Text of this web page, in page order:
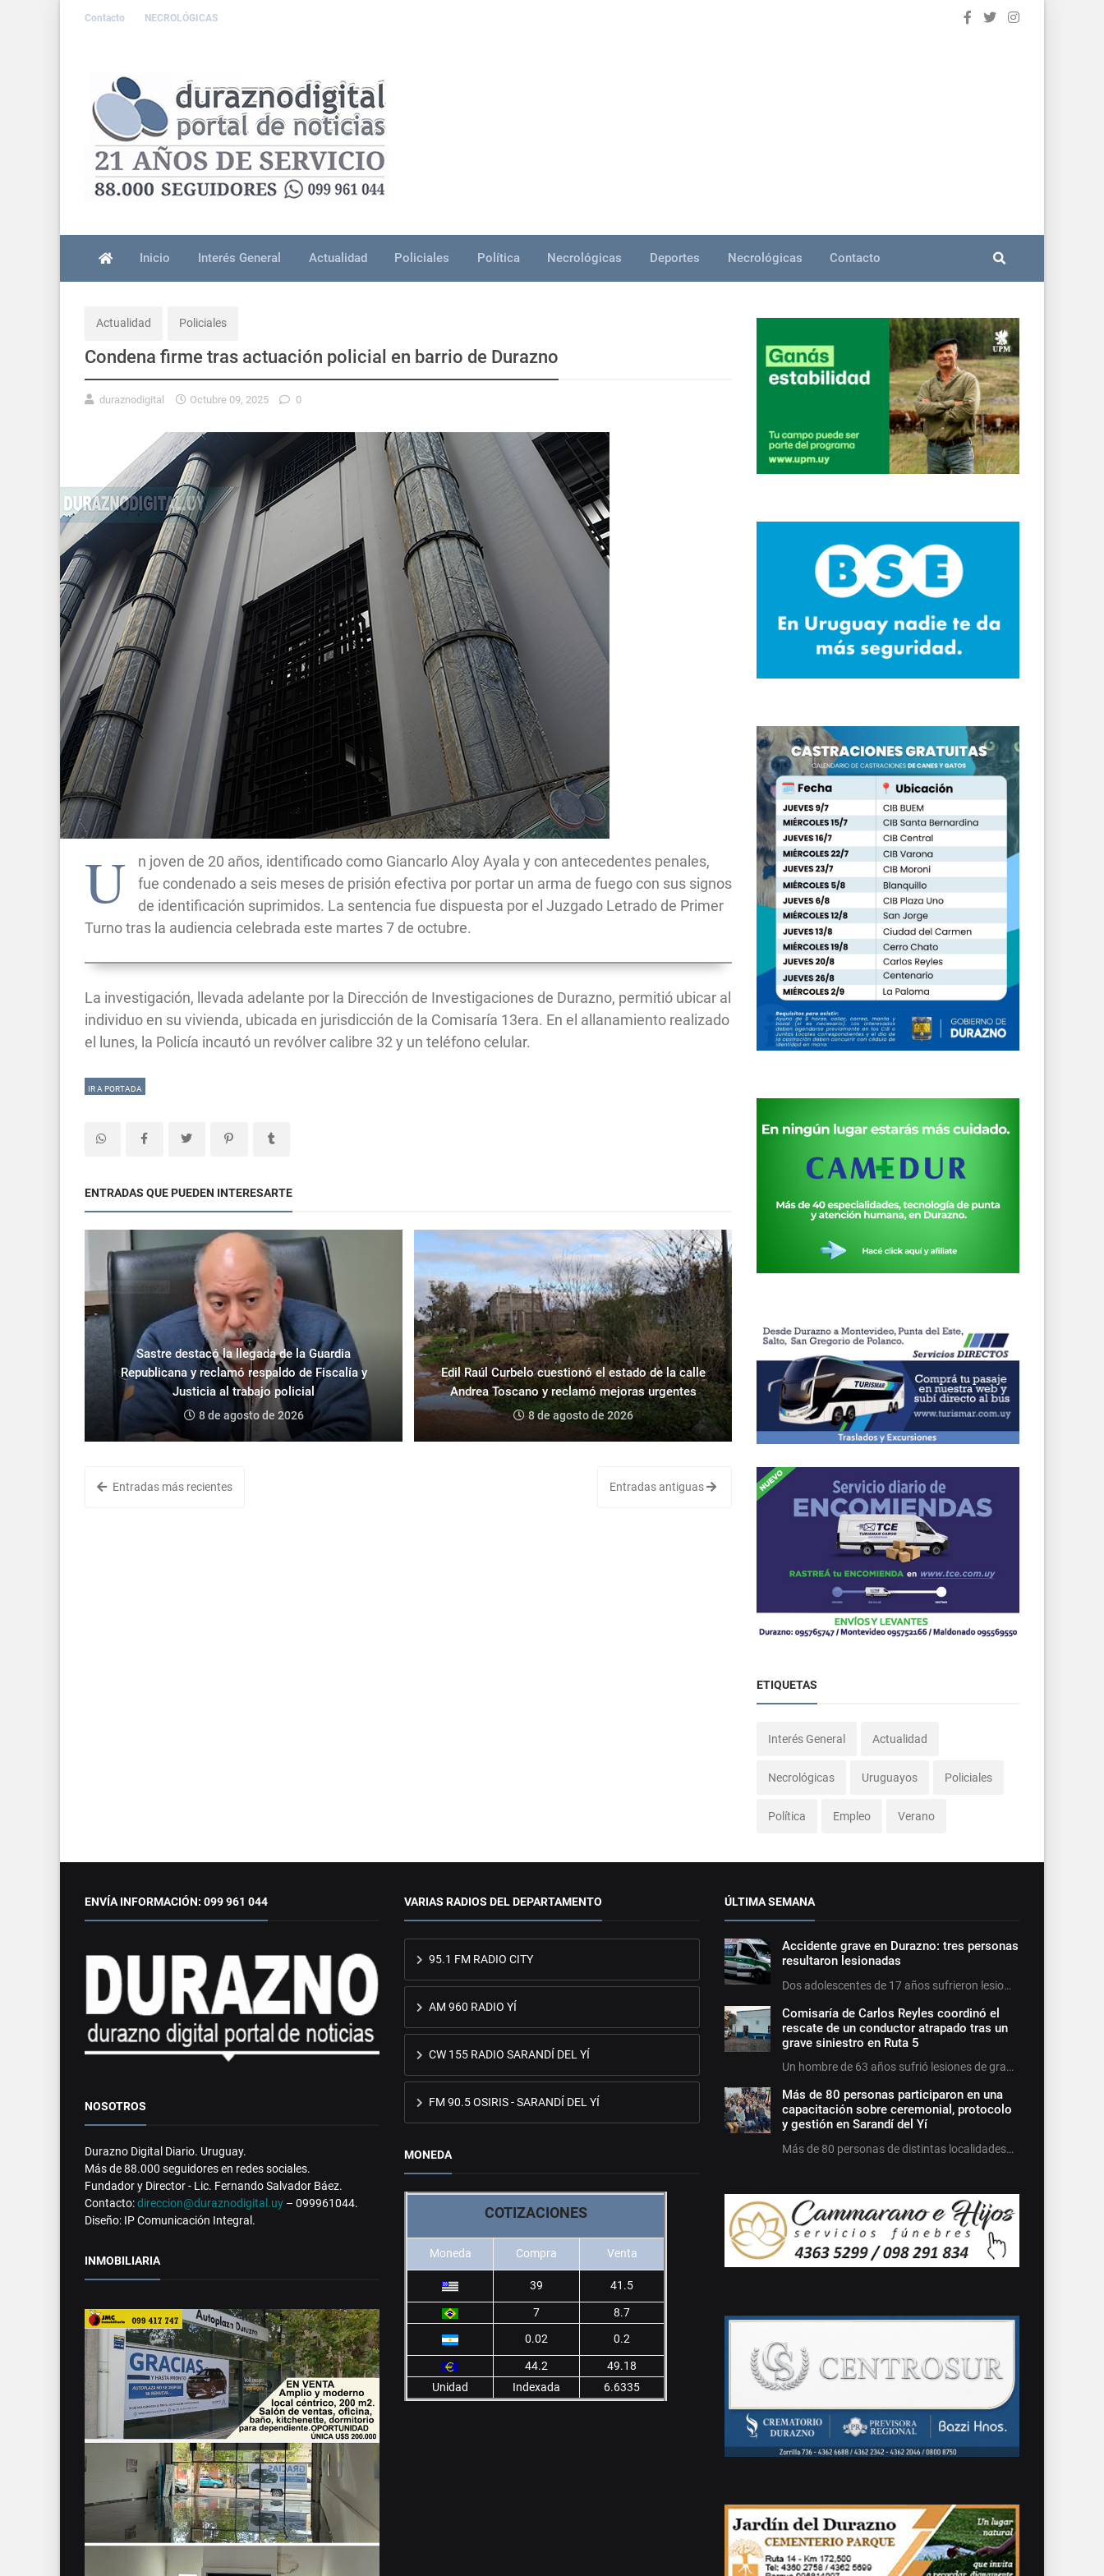
Contacto NECROLÓGICAS
Inicio Interés General Actualidad Policiales Política Necrológicas Deportes Necrológicas Contacto
Actualidad Policiales
Condena firme tras actuación policial en barrio de Durazno
duraznodigital Octubre 09, 2025 0
U
n joven de 20 años, identificado como Giancarlo Aloy Ayala y con antecedentes penales,
fue condenado a seis meses de prisión efectiva por portar un arma de fuego con sus signos
de identificación suprimidos. La sentencia fue dispuesta por el Juzgado Letrado de Primer
Turno tras la audiencia celebrada este martes 7 de octubre.
La investigación, llevada adelante por la Dirección de Investigaciones de Durazno, permitió ubicar al
individuo en su vivienda, ubicada en jurisdicción de la Comisaría 13era. En el allanamiento realizado
el lunes, la Policía incautó un revólver calibre 32 y un teléfono celular.
IR A PORTADA
ENTRADAS QUE PUEDEN INTERESARTE
Sastre destacó la llegada de la Guardia
Republicana y reclamó respaldo de Fiscalía y
Justicia al trabajo policial
8 de agosto de 2026
Edil Raúl Curbelo cuestionó el estado de la calle
Andrea Toscano y reclamó mejoras urgentes
8 de agosto de 2026
Entradas más recientes Entradas antiguas
ETIQUETAS
Interés General Actualidad
Necrológicas Uruguayos Policiales
Política Empleo Verano
ENVÍA INFORMACIÓN: 099 961 044
NOSOTROS
Durazno Digital Diario. Uruguay.
Más de 88.000 seguidores en redes sociales.
Fundador y Director - Lic. Fernando Salvador Báez.
Contacto:direccion@duraznodigital.uy – 099961044.
Diseño: IP Comunicación Integral.
INMOBILIARIA
VARIAS RADIOS DEL DEPARTAMENTO
95.1 FM RADIO CITY
AM 960 RADIO YÍ
CW 155 RADIO SARANDÍ DEL YÍ
FM 90.5 OSIRIS - SARANDÍ DEL YÍ
MONEDA
COTIZACIONES
Moneda Compra Venta
39 41.5
7
8.7
0.02
0.2
44.2
49.18
Unidad
Indexada 6.6335
ÚLTIMA SEMANA
Accidente grave en Durazno: tres personas
resultaron lesionadas
Dos adolescentes de 17 años sufrieron lesio…
Comisaría de Carlos Reyles coordinó el
rescate de un conductor atrapado tras un
grave siniestro en Ruta 5
Un hombre de 63 años sufrió lesiones de gra…
Más de 80 personas participaron en una
capacitación sobre ceremonial, protocolo
y gestión en Sarandí del Yí
Más de 80 personas de distintas localidades…